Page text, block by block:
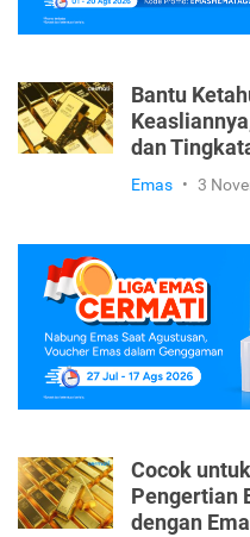
Bantu
dan
Emas • 3
Cocok
Pengertian
dengan